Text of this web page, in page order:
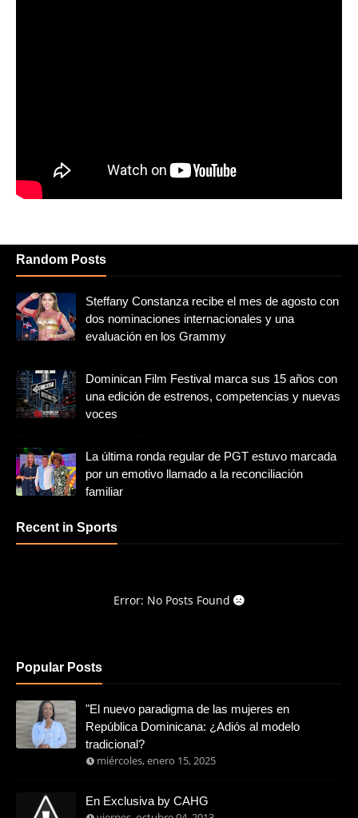
Random Posts
Steffany Constanza recibe el mes de agosto con
dos nominaciones internacionales y una
evaluación en los Grammy
Dominican Film Festival marca sus 15 años con
una edición de estrenos, competencias y nuevas
voces
La última ronda regular de PGT estuvo marcada
por un emotivo llamado a la reconciliación
familiar
Recent in Sports
Error: No Posts Found
Popular Posts
"El nuevo paradigma de las mujeres en
República Dominicana: ¿Adiós al modelo
tradicional?
miércoles, enero 15, 2025
En Exclusiva by CAHG